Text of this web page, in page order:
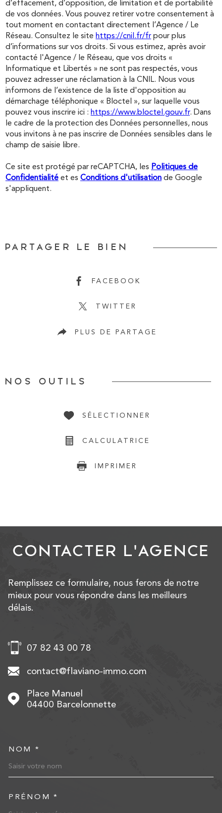
d’effacement, d’opposition, de limitation et de portabilité
de vos données. Vous pouvez retirer votre consentement à
tout moment en contactant directement l’Agence / Le
Réseau. Consultez le site https://cnil.fr/fr pour plus
d’informations sur vos droits. Si vous estimez, après avoir
contacté l'Agence / le Réseau, que vos droits «
Informatique et Libertés » ne sont pas respectés, vous
pouvez adresser une réclamation à la CNIL. Nous vous
informons de l’existence de la liste d'opposition au
démarchage téléphonique « Bloctel », sur laquelle vous
pouvez vous inscrire ici : https://www.bloctel.gouv.fr. Dans
le cadre de la protection des Données personnelles, nous
vous invitons à ne pas inscrire de Données sensibles dans le
champ de saisie libre.
Ce site est protégé par reCAPTCHA, les Politiques de
Confidentialité et es Conditions d'utilisation de Google
s'appliquent.
PARTAGER LE BIEN
FACEBOOK
TWITTER
PLUS DE PARTAGE
NOS OUTILS
SÉLECTIONNER
CALCULATRICE
IMPRIMER
CONTACTER L'AGENCE
Remplissez ce formulaire, nous ferons de notre
mieux pour vous répondre dans les meilleurs
délais.
07 82 43 00 78
contact@flaviano-immo.com
Place Manuel
04400
Barcelonnette
NOM *
PRÉNOM *